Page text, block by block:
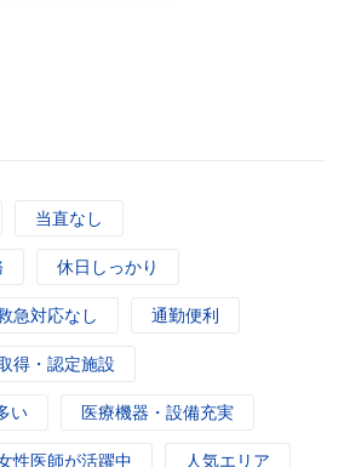
当直なし
休日しっかり
急対応なし 通勤便利
得・認定施設
い 医療機器・設備充実
性医師が活躍中 人気エリア